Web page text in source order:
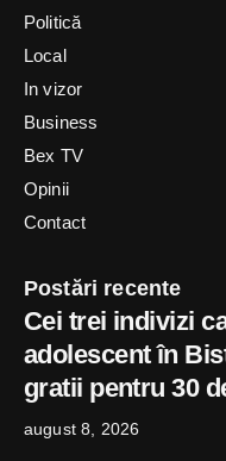
Politică
Local
In vizor
Business
Bex TV
Opinii
Contact
Postări recente
Cei trei indivizi
adolescent în
gratii pentru 30
august 8, 2026